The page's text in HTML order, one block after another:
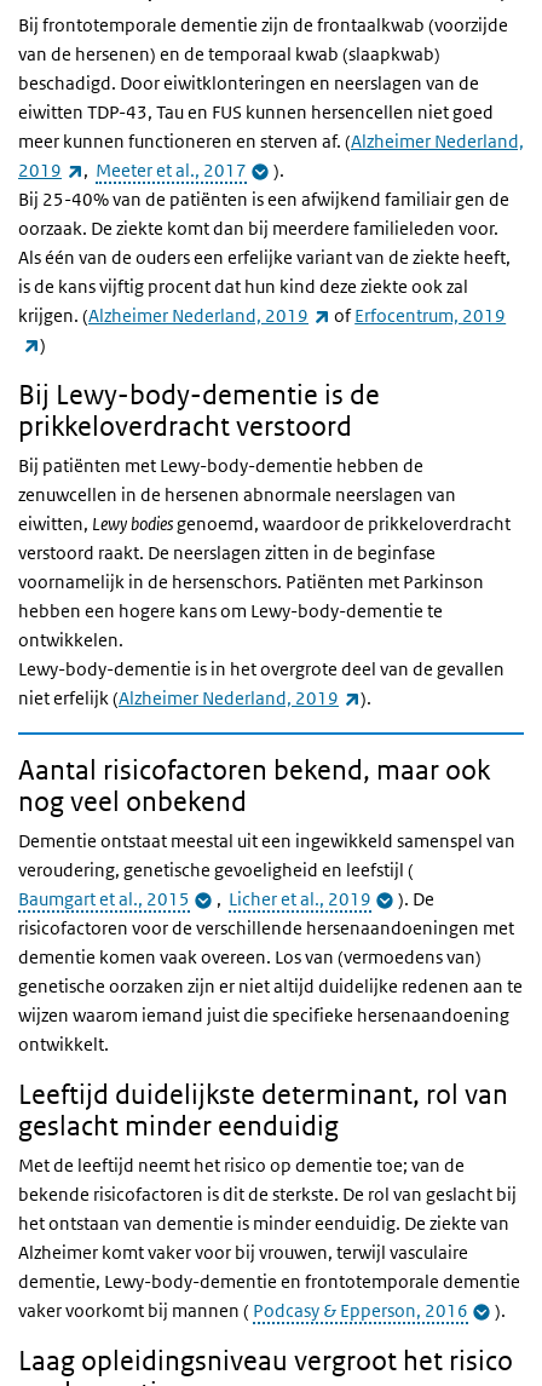
Bij frontotemporale dementie zijn de frontaalkwab (voorzijde
van de hersenen) en de temporaal kwab (slaapkwab)
beschadigd. Door eiwitklonteringen en neerslagen van de
eiwitten TDP-43, Tau en FUS kunnen hersencellen niet goed
meer kunnen functioneren en sterven af. (Alzheimer Nederland,
2019
(externe link)
, Meeter et al., 2017
).
Bij 25-40% van de patiënten is een afwijkend familiair gen de
oorzaak. De ziekte komt dan bij meerdere familieleden voor.
Als één van de ouders een erfelijke variant van de ziekte heeft,
is de kans vijftig procent dat hun kind deze ziekte ook zal
krijgen. (Alzheimer Nederland, 2019 (externe link)
ofErfocentrum, 2019
(externe link)
)
Bij Lewy-body-dementie is de
prikkeloverdracht verstoord
Bij patiënten met Lewy-body-dementie hebben de
zenuwcellen in de hersenen abnormale neerslagen van
eiwitten, Lewy bodiesgenoemd, waardoor de prikkeloverdracht
verstoord raakt. De neerslagen zitten in de beginfase
voornamelijk in de hersenschors. Patiënten met Parkinson
hebben een hogere kans om Lewy-body-dementie te
ontwikkelen.
Lewy-body-dementie is in het overgrote deel van de gevallen
niet erfelijk (Alzheimer Nederland, 2019 (externe link)
).
Aantal risicofactoren bekend, maar ook
nog veel onbekend
Dementie ontstaat meestal uit een ingewikkeld samenspel van
veroudering, genetische gevoeligheid en leefstijl (
Baumgart et al., 2015
, Licher et al., 2019
). De
risicofactoren voor de verschillende hersenaandoeningen met
dementie komen vaak overeen. Los van (vermoedens van)
genetische oorzaken zijn er niet altijd duidelijke redenen aan te
wijzen waarom iemand juist die specifieke hersenaandoening
ontwikkelt.
Leeftijd duidelijkste determinant, rol van
geslacht minder eenduidig
Met de leeftijd neemt het risico op dementie toe; van de
bekende risicofactoren is dit de sterkste. De rol van geslacht bij
het ontstaan van dementie is minder eenduidig. De ziekte van
Alzheimer komt vaker voor bij vrouwen, terwijl vasculaire
dementie, Lewy-body-dementie en frontotemporale dementie
vaker voorkomt bij mannen ( Podcasy & Epperson, 2016 ).
Laag opleidingsniveau vergroot het risico